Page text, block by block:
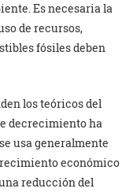
Es necesaria la
de recursos,
fósiles deben
los teóricos del
decrecimiento ha
usa generalmente
económico
reducción del